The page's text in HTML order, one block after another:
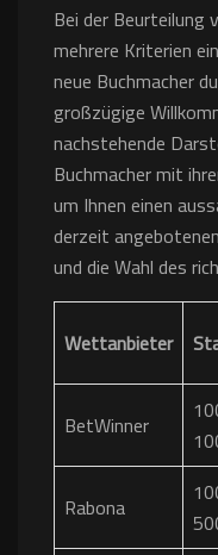
Bei der Beurteilung
mehrere Kriterien
neue Buchmacher
großzügige
nachstehende
Buchmacher mit
um Ihnen einen
derzeit
und die Wahl des
Wettanbieter
BetWinner
Rabona